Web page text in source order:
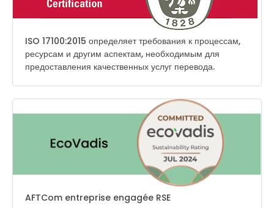
ISO 17100:2015 определяет требования к процессам,
ресурсам и другим аспектам, необходимым для
предоставления качественных услуг перевода.
AFTCom entreprise engagée RSE